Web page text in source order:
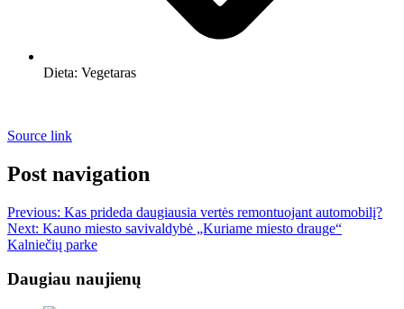
Dieta: Vegetaras
Source link
Post navigation
Previous: Kas prideda daugiausia vertės remontuojant automobilį?
Next: Kauno miesto savivaldybė „Kuriame miesto drauge“
Kalniečių parke
Daugiau naujienų